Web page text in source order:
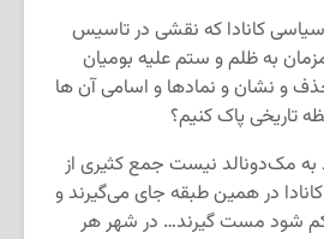
سیاسی کانادا که نقشی در تاسیس
به ظلم و ستم علیه بومیان
حذف و نشان و نمادها و اسامی آن ها
تاریخی پاک کنیم؟
به مک‌دونالد نیست جمع کثیری از
در همین طبقه جای می‌گیرند و
شود مست گیرند… در شهر هر